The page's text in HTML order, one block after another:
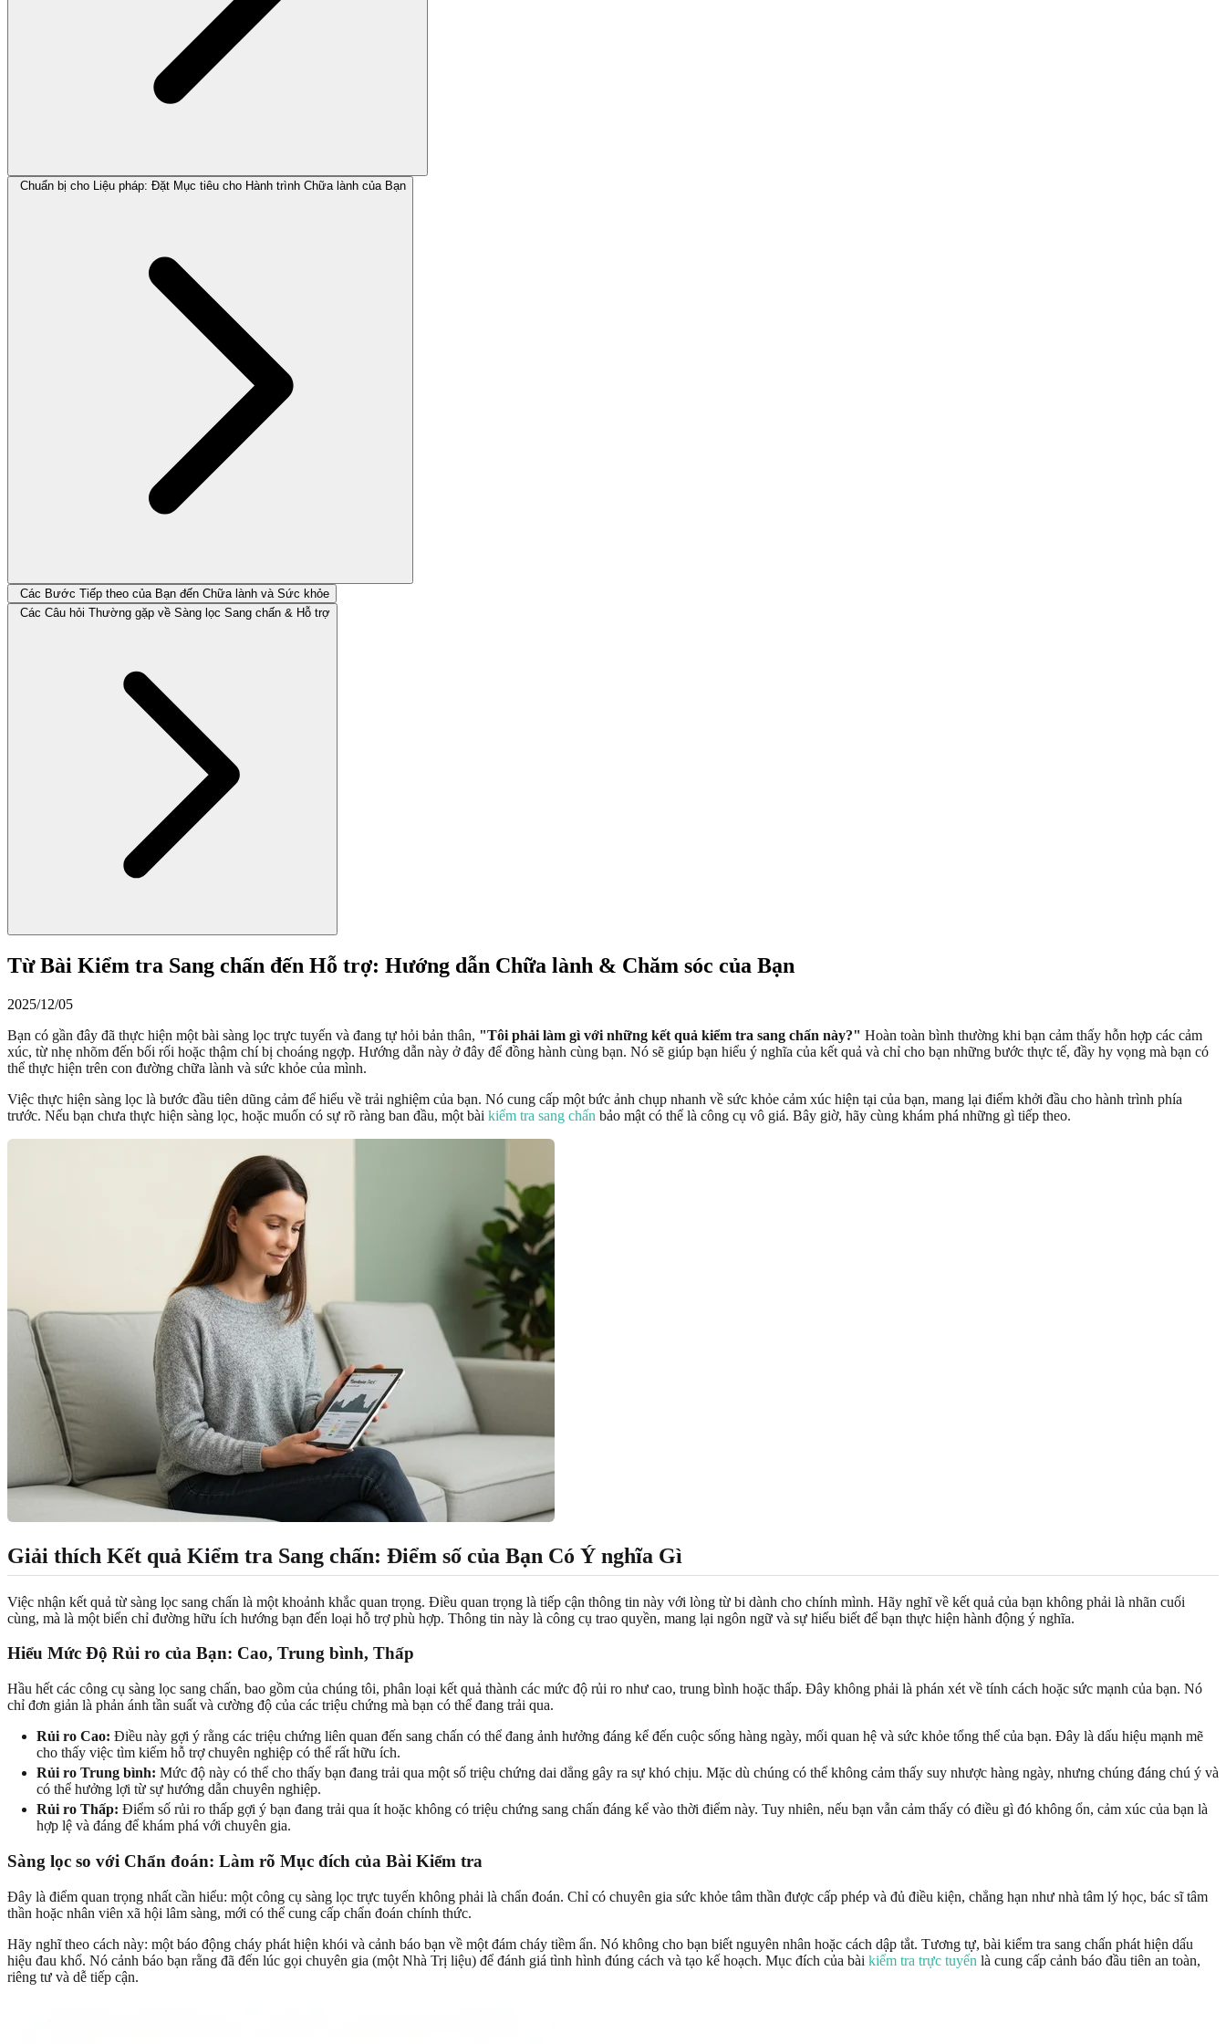
Chuẩn bị cho Liệu pháp: Đặt Mục tiêu cho Hành trình Chữa lành của Bạn
Các Bước Tiếp theo của Bạn đến Chữa lành và Sức khỏe
Các Câu hỏi Thường gặp về Sàng lọc Sang chấn & Hỗ trợ
Từ Bài Kiểm tra Sang chấn đến Hỗ trợ: Hướng dẫn Chữa lành & Chăm sóc của Bạn
2025/12/05
Bạn có gần đây đã thực hiện một bài sàng lọc trực tuyến và đang tự hỏi bản thân, "Tôi phải làm gì với những kết quả kiểm tra sang chấn này?" Hoàn toàn bình thường khi bạn cảm thấy hỗn hợp các cảm
xúc, từ nhẹ nhõm đến bối rối hoặc thậm chí bị choáng ngợp. Hướng dẫn này ở đây để đồng hành cùng bạn. Nó sẽ giúp bạn hiểu ý nghĩa của kết quả và chỉ cho bạn những bước thực tế, đầy hy vọng mà bạn có
thể thực hiện trên con đường chữa lành và sức khỏe của mình.
Việc thực hiện sàng lọc là bước đầu tiên dũng cảm để hiểu về trải nghiệm của bạn. Nó cung cấp một bức ảnh chụp nhanh về sức khỏe cảm xúc hiện tại của bạn, mang lại điểm khởi đầu cho hành trình phía
trước. Nếu bạn chưa thực hiện sàng lọc, hoặc muốn có sự rõ ràng ban đầu, một bài kiểm tra sang chấn bảo mật có thể là công cụ vô giá. Bây giờ, hãy cùng khám phá những gì tiếp theo.
Giải thích Kết quả Kiểm tra Sang chấn: Điểm số của Bạn Có Ý nghĩa Gì
Việc nhận kết quả từ sàng lọc sang chấn là một khoảnh khắc quan trọng. Điều quan trọng là tiếp cận thông tin này với lòng từ bi dành cho chính mình. Hãy nghĩ về kết quả của bạn không phải là nhãn cuối
cùng, mà là một biển chỉ đường hữu ích hướng bạn đến loại hỗ trợ phù hợp. Thông tin này là công cụ trao quyền, mang lại ngôn ngữ và sự hiểu biết để bạn thực hiện hành động ý nghĩa.
Hiểu Mức Độ Rủi ro của Bạn: Cao, Trung bình, Thấp
Hầu hết các công cụ sàng lọc sang chấn, bao gồm của chúng tôi, phân loại kết quả thành các mức độ rủi ro như cao, trung bình hoặc thấp. Đây không phải là phán xét về tính cách hoặc sức mạnh của bạn. Nó
chỉ đơn giản là phản ánh tần suất và cường độ của các triệu chứng mà bạn có thể đang trải qua.
Rủi ro Cao: Điều này gợi ý rằng các triệu chứng liên quan đến sang chấn có thể đang ảnh hưởng đáng kể đến cuộc sống hàng ngày, mối quan hệ và sức khỏe tổng thể của bạn. Đây là dấu hiệu mạnh mẽ
cho thấy việc tìm kiếm hỗ trợ chuyên nghiệp có thể rất hữu ích.
Rủi ro Trung bình: Mức độ này có thể cho thấy bạn đang trải qua một số triệu chứng dai dẳng gây ra sự khó chịu. Mặc dù chúng có thể không cảm thấy suy nhược hàng ngày, nhưng chúng đáng chú ý và
có thể hưởng lợi từ sự hướng dẫn chuyên nghiệp.
Rủi ro Thấp: Điểm số rủi ro thấp gợi ý bạn đang trải qua ít hoặc không có triệu chứng sang chấn đáng kể vào thời điểm này. Tuy nhiên, nếu bạn vẫn cảm thấy có điều gì đó không ổn, cảm xúc của bạn là
hợp lệ và đáng để khám phá với chuyên gia.
Sàng lọc so với Chẩn đoán: Làm rõ Mục đích của Bài Kiểm tra
Đây là điểm quan trọng nhất cần hiểu: một công cụ sàng lọc trực tuyến không phải là chẩn đoán. Chỉ có chuyên gia sức khỏe tâm thần được cấp phép và đủ điều kiện, chẳng hạn như nhà tâm lý học, bác sĩ tâm
thần hoặc nhân viên xã hội lâm sàng, mới có thể cung cấp chẩn đoán chính thức.
Hãy nghĩ theo cách này: một báo động cháy phát hiện khói và cảnh báo bạn về một đám cháy tiềm ẩn. Nó không cho bạn biết nguyên nhân hoặc cách dập tắt. Tương tự, bài kiểm tra sang chấn phát hiện dấu
hiệu đau khổ. Nó cảnh báo bạn rằng đã đến lúc gọi chuyên gia (một Nhà Trị liệu) để đánh giá tình hình đúng cách và tạo kế hoạch. Mục đích của bài kiểm tra trực tuyến là cung cấp cảnh báo đầu tiên an toàn,
riêng tư và dễ tiếp cận.